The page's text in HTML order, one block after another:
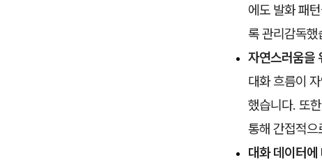
에도 발화 패
록 관리감독했
자연스러움을
대화 흐름이
했습니다. 또
통해 간접적으
대화 데이터